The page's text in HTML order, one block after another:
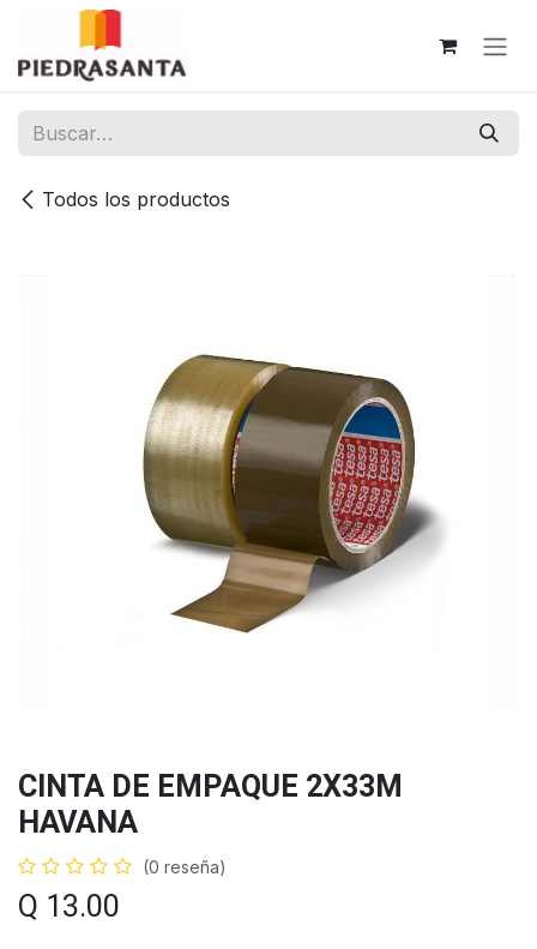
Ir al contenido
Todos los productos
CINTA DE EMPAQUE 2X33M
HAVANA
(0 reseña)
Q 13.00